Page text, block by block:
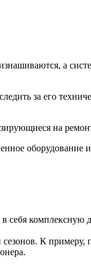
а
за его
на
оборудование
комплексную
К